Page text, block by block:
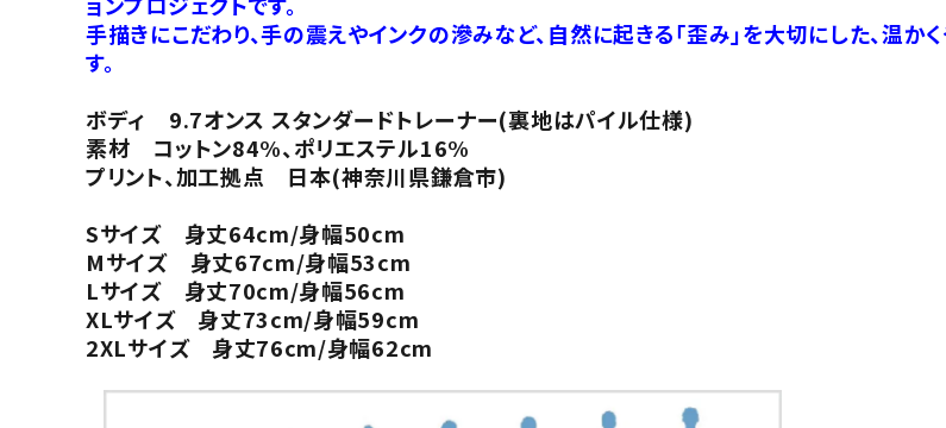
手描きにこだわり、手の震えやインクの滲みなど、自然に起きる「歪み」を大切にした、温
す。
ボディ 9.7オンス スタンダードトレーナー(裏地はパイル仕様)
素材 コットン84%、ポリエステル16%
プリント、加工拠点 日本(神奈川県鎌倉市)
Sサイズ 身丈64cm/身幅50cm
Mサイズ 身丈67cm/身幅53cm
Lサイズ 身丈70cm/身幅56cm
XLサイズ 身丈73cm/身幅59cm
2XLサイズ 身丈76cm/身幅62cm